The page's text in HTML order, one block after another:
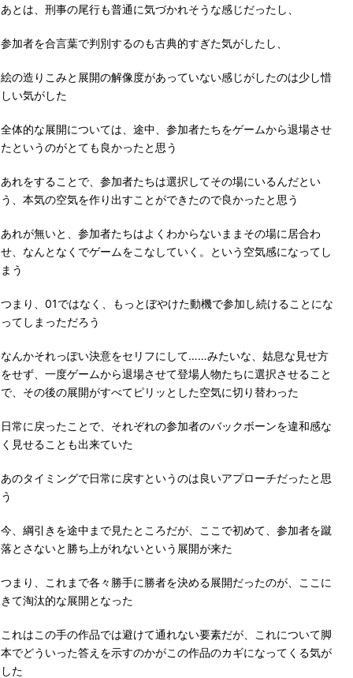
あとは、刑事の尾行も普通に気づかれそうな感じだったし、
参加者を合言葉で判別するのも古典的すぎた気がしたし、
絵の造りこみと展開の解像度があっていない感じがしたのは少し惜
しい気がした
全体的な展開については、途中、参加者たちをゲームから退場させ
たというのがとても良かったと思う
あれをすることで、参加者たちは選択してその場にいるんだとい
う、本気の空気を作り出すことができたので良かったと思う
あれが無いと、参加者たちはよくわからないままその場に居合わ
せ、なんとなくでゲームをこなしていく。という空気感になってし
まう
つまり、01ではなく、もっとぼやけた動機で参加し続けることにな
ってしまっただろう
なんかそれっぽい決意をセリフにして……みたいな、姑息な見せ方
をせず、一度ゲームから退場させて登場人物たちに選択させること
で、その後の展開がすべてピリッとした空気に切り替わった
日常に戻ったことで、それぞれの参加者のバックボーンを違和感な
く見せることも出来ていた
あのタイミングで日常に戻すというのは良いアプローチだったと思
う
今、綱引きを途中まで見たところだが、ここで初めて、参加者を蹴
落とさないと勝ち上がれないという展開が来た
つまり、これまで各々勝手に勝者を決める展開だったのが、ここに
きて淘汰的な展開となった
これはこの手の作品では避けて通れない要素だが、これについて脚
本でどういった答えを示すのかがこの作品のカギになってくる気が
した